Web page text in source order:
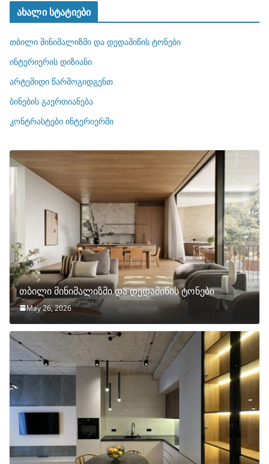
ო
რ
ბ
ი
ახალი სტატიები
თბილი მინიმალიზმი და დედამიწის ტონები
ინტერიერის დიზიანი
არტემიდი წარმოგიდგენთ
ბინების გაერთიანება
კონტრასტები ინტერიერში
თბილი მინიმალიზმი და დედამიწის ტონები
May 26, 2026